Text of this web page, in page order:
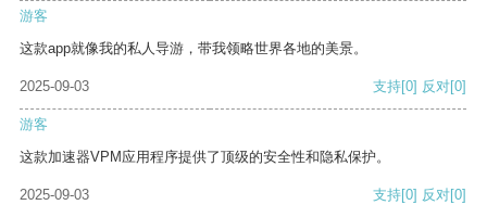
游客
这款app就像我的私人导游，带我领略世界各地的美景。
2025-09-03 支持[0] 反对[0]
游客
这款加速器VPM应用程序提供了顶级的安全性和隐私保护。
2025-09-03 支持[0] 反对[0]